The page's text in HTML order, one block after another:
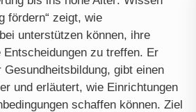
fördern“ zeigt, wie
unterstützen können, ihre
zu treffen. Er
gibt einen
und erläutert, wie Einrichtungen
schaffen können. Ziel